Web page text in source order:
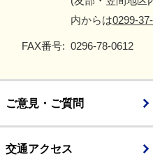
内からは0299-
FAX番号: 0296-78-0612
ご意見・ご質問
交通アクセス